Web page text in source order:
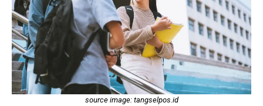
source image: tangselpos.id